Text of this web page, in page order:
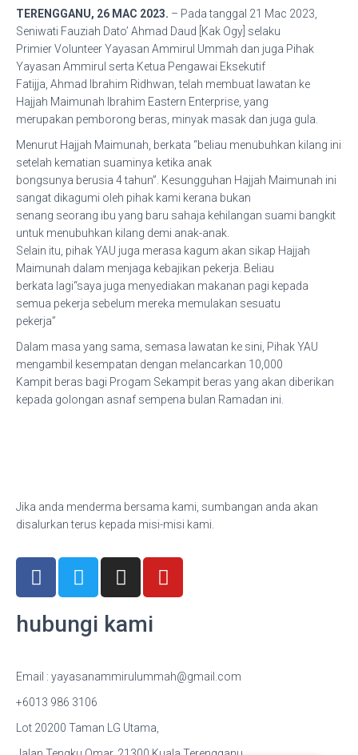
TERENGGANU, 26 MAC 2023. – Pada tanggal 21 Mac 2023,
Seniwati Fauziah Dato’ Ahmad Daud [Kak Ogy] selaku
Primier Volunteer Yayasan Ammirul Ummah dan juga Pihak
Yayasan Ammirul serta Ketua Pengawai Eksekutif
Fatijja, Ahmad Ibrahim Ridhwan, telah membuat lawatan ke
Hajjah Maimunah Ibrahim Eastern Enterprise, yang
merupakan pemborong beras, minyak masak dan juga gula.
Menurut Hajjah Maimunah, berkata “beliau menubuhkan kilang ini
setelah kematian suaminya ketika anak
bongsunya berusia 4 tahun”. Kesungguhan Hajjah Maimunah ini
sangat dikagumi oleh pihak kami kerana bukan
senang seorang ibu yang baru sahaja kehilangan suami bangkit
untuk menubuhkan kilang demi anak-anak.
Selain itu, pihak YAU juga merasa kagum akan sikap Hajjah
Maimunah dalam menjaga kebajikan pekerja. Beliau
berkata lagi“saya juga menyediakan makanan pagi kepada
semua pekerja sebelum mereka memulakan sesuatu
pekerja”
Dalam masa yang sama, semasa lawatan ke sini, Pihak YAU
mengambil kesempatan dengan melancarkan 10,000
Kampit beras bagi Progam Sekampit beras yang akan diberikan
kepada golongan asnaf sempena bulan Ramadan ini.
Jika anda menderma bersama kami, sumbangan anda akan
disalurkan terus kepada misi-misi kami.
hubungi kami
Email : yayasanammirulummah@gmail.com
+6013 986 3106
Lot 20200 Taman LG Utama,